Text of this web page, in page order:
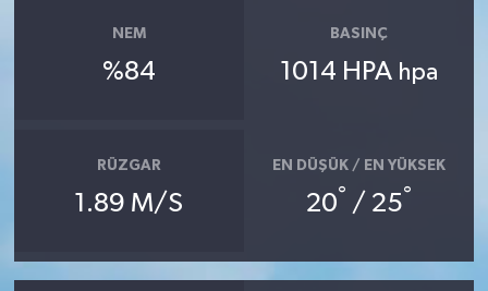
NEM
%84
BASINÇ
1014 HPA hpa
RÜZGAR
1.89 M/S
EN DÜŞÜK / EN YÜKSEK
20° / 25°